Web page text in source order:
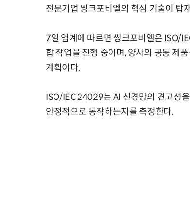
전문기업 씽크포비엘의 핵심 기술이 탑
7일 업계에 따르면 씽크포비엘은 ISO/
합 작업을 진행 중이며, 양사의 공동 제
계획이다.
ISO/IEC 24029는 AI 신경망의 견고성
안정적으로 동작하는지를 측정한다.